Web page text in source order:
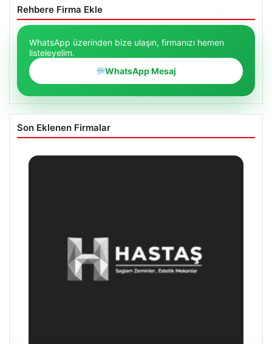
Rehbere Firma Ekle
WhatsApp üzerinden bize ulaşın, firmanızı hemen
listeleyelim.
WhatsApp Mesaj
Son Eklenen Firmalar